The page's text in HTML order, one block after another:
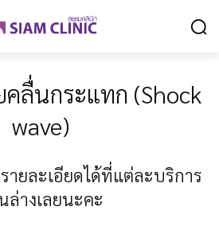
คลื่นกระแทก (Shock
wave)
ายละเอียดได้ที่แต่ละบริการ
ล่างเลยนะคะ